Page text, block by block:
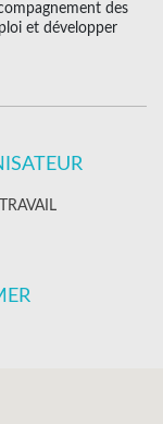
des
et développer